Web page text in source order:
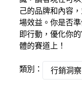
己的品牌和內容
場效益。你是否
即行動，優化你
體的賽道上！
類別： 行銷洞察